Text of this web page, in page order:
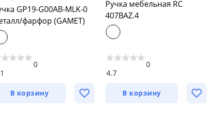
GP19-G00AB-MLK-0
фарфор (GAMET)
0
В корзину
Ручка мебельная RC
407BAZ.4
4.7
0
В корзину